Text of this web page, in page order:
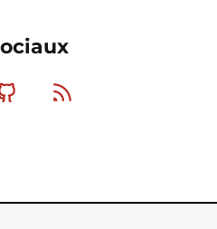
Github